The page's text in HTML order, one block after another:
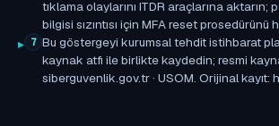
tıklama olaylarını ITDR araçlarına aktarın;
bilgisi sızıntısı için MFA reset prosedürünü
7 Bu göstergeyi kurumsal tehdit istihbarat
kaynak atfı ile birlikte kaydedin; resmi
siberguvenlik.gov.tr · USOM. Orijinal kayıt: